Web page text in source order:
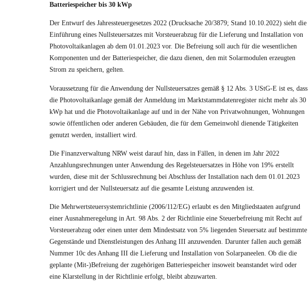
Batteriespeicher bis 30 kWp
Der Entwurf des Jahressteuergesetzes 2022 (Drucksache 20/3879; Stand 10.10.2022) sieht die
Einführung eines Nullsteuersatzes mit Vorsteuerabzug für die Lieferung und Installation von
Photovoltaikanlagen ab dem 01.01.2023 vor. Die Befreiung soll auch für die wesentlichen
Komponenten und der Batteriespeicher, die dazu dienen, den mit Solarmodulen erzeugten
Strom zu speichern, gelten.
Voraussetzung für die Anwendung der Nullsteuersatzes gemäß § 12 Abs. 3 UStG-E ist es, dass
die Photovoltaikanlage gemäß der Anmeldung im Marktstammdatenregister nicht mehr als 30
kWp hat und die Photovoltaikanlage auf und in der Nähe von Privatwohnungen, Wohnungen
sowie öffentlichen oder anderen Gebäuden, die für dem Gemeinwohl dienende Tätigkeiten
genutzt werden, installiert wird.
Die Finanzverwaltung NRW weist darauf hin, dass in Fällen, in denen im Jahr 2022
Anzahlungsrechnungen unter Anwendung des Regelsteuersatzes in Höhe von 19% erstellt
wurden, diese mit der Schlussrechnung bei Abschluss der Installation nach dem 01.01.2023
korrigiert und der Nullsteuersatz auf die gesamte Leistung anzuwenden ist.
Die Mehrwertsteuersystemrichtlinie (2006/112/EG) erlaubt es den Mitgliedstaaten aufgrund
einer Ausnahmeregelung in Art. 98 Abs. 2 der Richtlinie eine Steuerbefreiung mit Recht auf
Vorsteuerabzug oder einen unter dem Mindestsatz von 5% liegenden Steuersatz auf bestimmte
Gegenstände und Dienstleistungen des Anhang III anzuwenden. Darunter fallen auch gemäß
Nummer 10c des Anhang III die Lieferung und Installation von Solarpaneelen. Ob die die
geplante (Mit-)Befreiung der zugehörigen Batteriespeicher insoweit beanstandet wird oder
eine Klarstellung in der Richtlinie erfolgt, bleibt abzuwarten.